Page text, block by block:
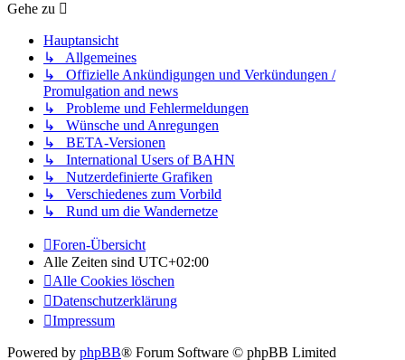
Gehe zu
Hauptansicht
↳ Allgemeines
↳ Offizielle Ankündigungen und Verkündungen /
Promulgation and news
↳ Probleme und Fehlermeldungen
↳ Wünsche und Anregungen
↳ BETA-Versionen
↳ International Users of BAHN
↳ Nutzerdefinierte Grafiken
↳ Verschiedenes zum Vorbild
↳ Rund um die Wandernetze
Foren-Übersicht
Alle Zeiten sind UTC+02:00
Alle Cookies löschen
Datenschutzerklärung
Impressum
Powered by phpBB® Forum Software © phpBB Limited